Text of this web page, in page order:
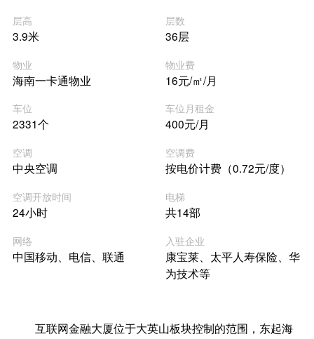
层高
3.9米
层数
36层
物业
海南一卡通物业
物业费
16元/㎡/月
车位
2331个
车位月租金
400元/月
空调
中央空调
空调费
按电价计费（0.72元/度）
空调开放时间
24小时
电梯
共14部
网络
中国移动、电信、联通
入驻企业
康宝莱、太平人寿保险、华
为技术等
互联网金融大厦位于大英山板块控制的范围，东起海